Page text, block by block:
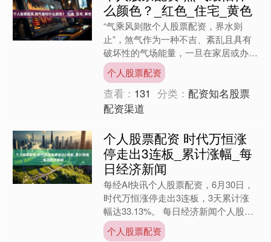
么颜色？_红色_住宅_黄色
“气乘风则散个人股票配资，界水则
止”，煞气作为一种不吉、紊乱且具有
破坏性的气场能量，一旦在家居或办公
环境中积聚、流通，便可能干扰居住者
或使用者的运势，巧妙运用特....
个人股票配资
查看： 131 分类：配资知名股票
配资渠道
个人股票配资 时代万恒涨
停走出3连板_累计涨幅_每
日经济新闻
每经AI快讯个人股票配资，6月30日，
时代万恒涨停走出3连板，3天累计涨
幅达33.13%。 每日经济新闻个人股票
配资 发布于：四川省....
个人股票配资